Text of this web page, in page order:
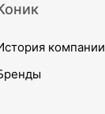
компании